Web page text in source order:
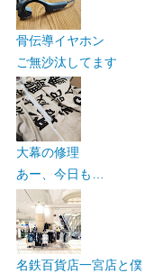
骨伝導イヤホン
ご無沙汰してます
大幕の修理
あー、今日も…
名鉄百貨店一宮店と僕